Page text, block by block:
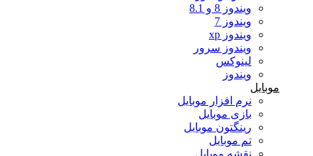
ویندوز 8 و 8.1
ویندوز 7
ویندوز xp
ویندوز سرور
لینوکس
ویندوز
موبایل
نرم افزار موبایل
بازی موبایل
رینگتون موبایل
تم موبایل
نقشه موبایل